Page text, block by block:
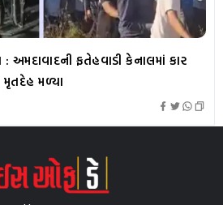
અમદાવાદની ફતેહવાડી કેનાલમાં કાર
મળ્યા